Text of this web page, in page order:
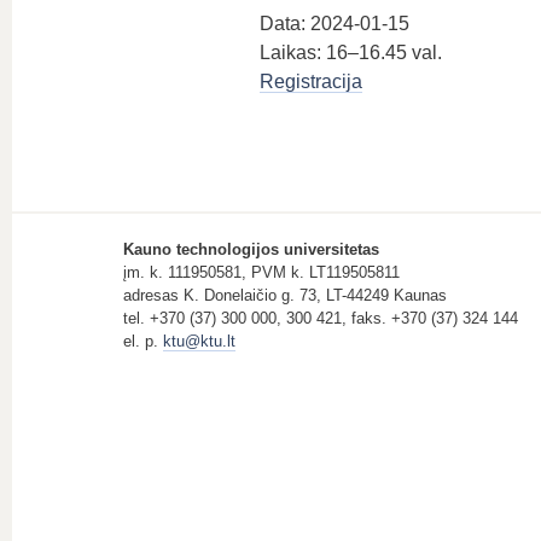
Data: 2024-01-15
Laikas: 16–16.45 val.
Registracija
Kauno technologijos universitetas
įm. k. 111950581, PVM k. LT119505811
adresas K. Donelaičio g. 73, LT-44249 Kaunas
tel. +370 (37) 300 000, 300 421, faks. +370 (37) 324 144
el. p. ktu@ktu.lt